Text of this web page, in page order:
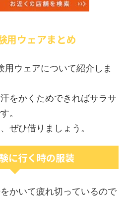
用ウェアまとめ
用ウェアについて紹介しま
をかくためできればサラサ
。
ぜひ借りましょう。
に行く時の服装
かいて疲れ切っているので